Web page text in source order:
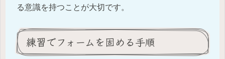
る意識を持つことが大切です。
練習でフォームを固める手順